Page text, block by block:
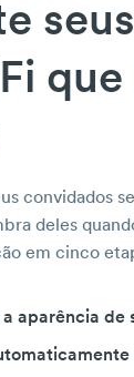
que
convidados
deles
em cinco
a aparência de